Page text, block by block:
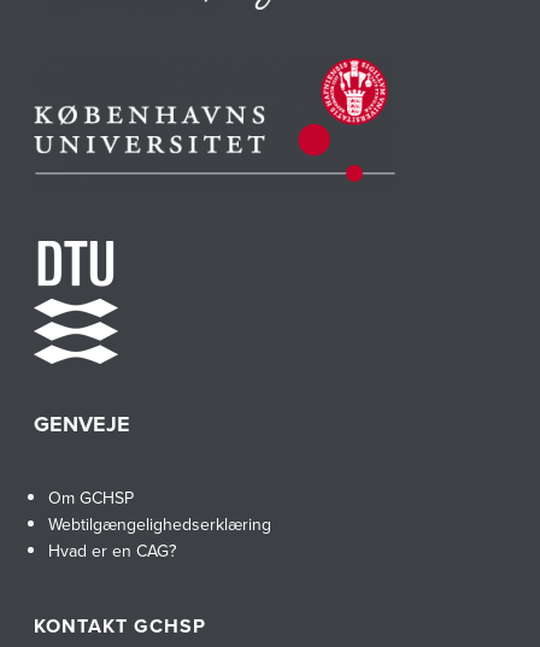
GENVEJE
Om GCHSP
Webtilgængelighedserklæring
Hvad er en CAG?
KONTAKT GCHSP